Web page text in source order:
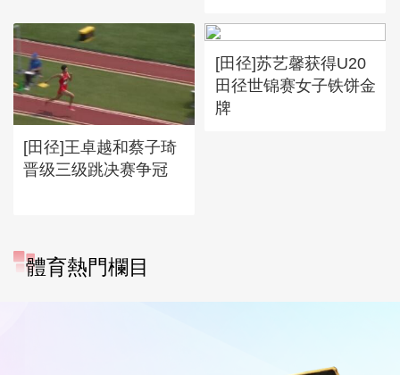
[田径]王卓越和蔡子琦
晋级三级跳决赛争冠
[田径]苏艺馨获得U20
田径世锦赛女子铁饼金
牌
體育熱門欄目